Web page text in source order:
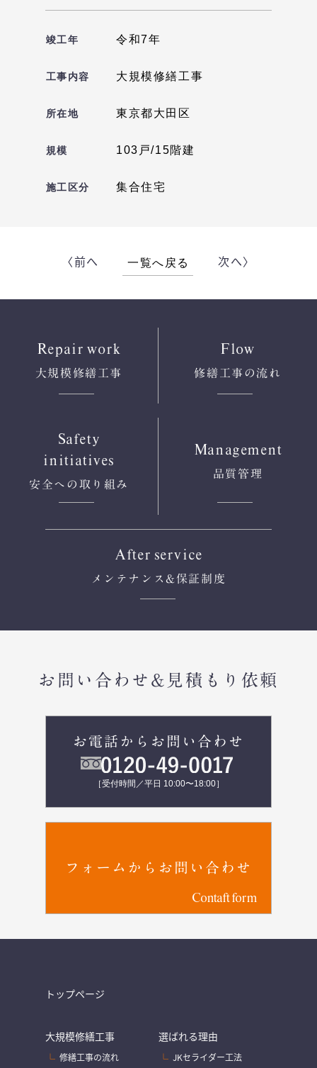
竣工年 令和7年
工事内容 大規模修繕工事
所在地 東京都大田区
規模 103戸/15階建
施工区分 集合住宅
〈前へ 一覧へ戻る 次へ〉
Repair work
大規模修繕工事
Flow
修繕工事の流れ
Safety
initiatives
安全への 取り組み
Management
品質管理
After service
メンテナンス &保証制度
お問い合わせ&見積もり依頼
お電話からお問い合わせ
［受付時間／平日 10:00〜18:00］
Contaft form
フォームからお問い合わせ
トップページ
大規模修繕工事
修繕工事の流れ
選ばれる理由
JKセライダー工法